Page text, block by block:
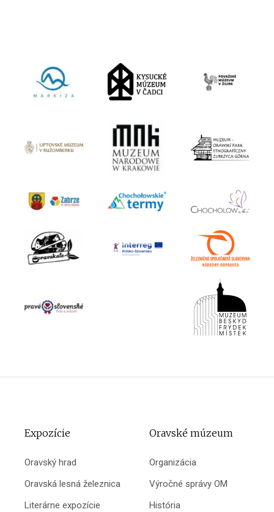
Expozície
Oravský hrad
Oravská lesná železnica
Literárne expozície
Oravské múzeum
Organizácia
Výročné správy OM
História